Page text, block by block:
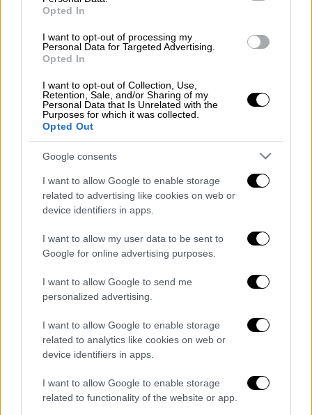
Opted In
I want to opt-out of processing my
Personal Data for Targeted Advertising.
Opted In
I want to opt-out of Collection, Use,
Retention, Sale, and/or Sharing of my
Personal Data that Is Unrelated with the
Purposes for which it was collected.
Opted Out
Google consents
I want to allow Google to enable storage
related to advertising like cookies on web or
device identifiers in apps.
I want to allow my user data to be sent to
Google for online advertising purposes.
I want to allow Google to send me
personalized advertising.
I want to allow Google to enable storage
related to analytics like cookies on web or
device identifiers in apps.
I want to allow Google to enable storage
related to functionality of the website or app.
γη»: Σοκάρουν οι μαρτυρίες από το
ατύχημα στο λούνα παρκ της Ρόδου
Πυροσβεστικήκλήθηκε για πυρκαγιά στο
διαμέρισμα, αλλά όταν έφτασαν τα οχήματα η
φωτιά είχες σβηστεί από περίοικους, πριν
προλάβει να πάρει διαστάσεις.
πυροσβέστεςπου μπήκαν στο χώρο,
βρήκαν τη γυναίκα, η οποία έφερε εγκαύματα,
Για το τραγικό περιστατικό διενεργείται
προανάκριση από το αρμόδιο ανακριτικό
τμήμα, που ερευνά την εκδοχή να
Διαβάστε ακόμη
σημαίνει η νίκη του Αμπντούλ Ελ-Σαγέντ
για τους Δημοκρατικούς